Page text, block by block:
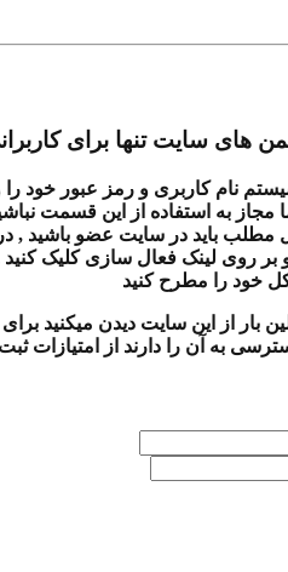
های سایت تنها برای
نام کاربری و رمز عبور خود را
به استفاده از این قسمت
مطلب باید در سایت عضو باشید , در
بر روی لینک فعال سازی کلیک
خود را مطرح کنید
بار از این سایت دیدن میکنید
به آن را دارند از امتیازات